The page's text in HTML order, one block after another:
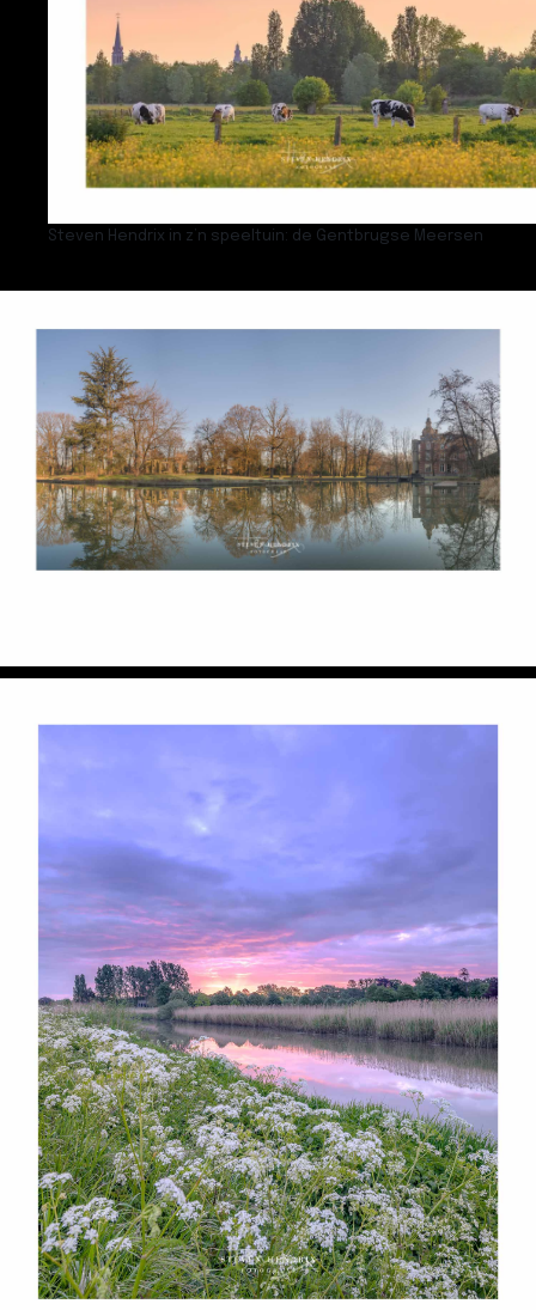
Steven Hendrix in z’n speeltuin: de Gentbrugse Meersen